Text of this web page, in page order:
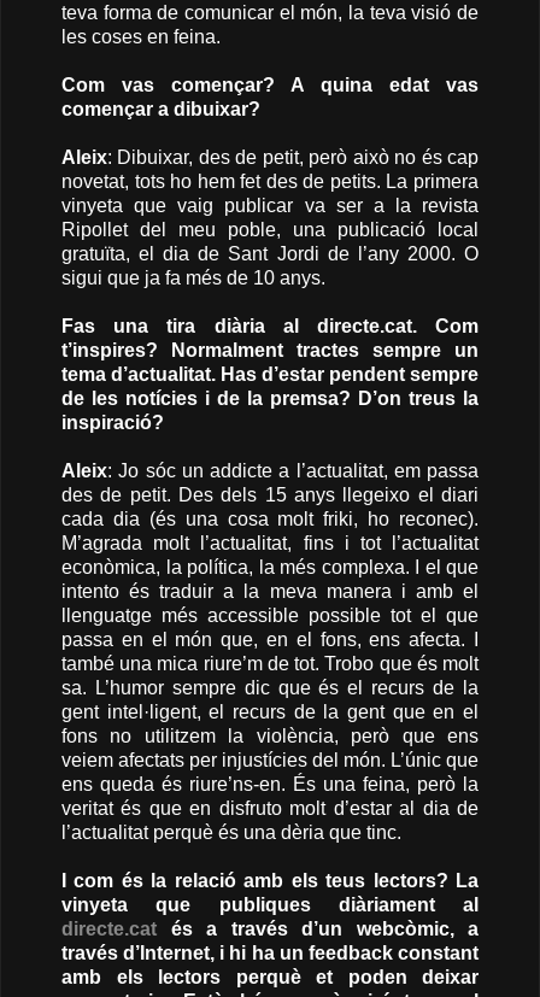
teva forma de comunicar el món, la teva visió de
les coses en feina.
Com vas començar? A quina edat vas
començar a dibuixar?
Aleix: Dibuixar, des de petit, però això no és cap
novetat, tots ho hem fet des de petits. La primera
vinyeta que vaig publicar va ser a la revista
Ripollet del meu poble, una publicació local
gratuïta, el dia de Sant Jordi de l’any 2000. O
sigui que ja fa més de 10 anys.
Fas una tira diària al directe.cat. Com
t’inspires? Normalment tractes sempre un
tema d’actualitat. Has d’estar pendent sempre
de les notícies i de la premsa? D’on treus la
inspiració?
Aleix: Jo sóc un addicte a l’actualitat, em passa
des de petit. Des dels 15 anys llegeixo el diari
cada dia (és una cosa molt friki, ho reconec).
M’agrada molt l’actualitat, fins i tot l’actualitat
econòmica, la política, la més complexa. I el que
intento és traduir a la meva manera i amb el
llenguatge més accessible possible tot el que
passa en el món que, en el fons, ens afecta. I
també una mica riure’m de tot. Trobo que és molt
sa. L’humor sempre dic que és el recurs de la
gent intel·ligent, el recurs de la gent que en el
fons no utilitzem la violència, però que ens
veiem afectats per injustícies del món. L’únic que
ens queda és riure’ns-en. És una feina, però la
veritat és que en disfruto molt d’estar al dia de
l’actualitat perquè és una dèria que tinc.
I com és la relació amb els teus lectors? La
vinyeta que publiques diàriament al
directe.cat és a través d’un webcòmic, a
través d’Internet, i hi ha un feedback constant
amb els lectors perquè et poden deixar